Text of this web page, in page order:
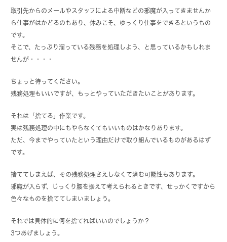
取引先からのメールやスタッフによる中断などの邪魔が入ってきませんか
ら仕事がはかどるのもあり、休みこそ、ゆっくり仕事をできるというもの
です。
そこで、たっぷり溜っている残務を処理しよう、と思っているかもしれま
せんが・・・・
ちょっと待ってください。
残務処理もいいですが、もっとやっていただきたいことがあります。
それは「捨てる」作業です。
実は残務処理の中にもやらなくてもいいものはかなりあります。
ただ、今までやっていたという理由だけで取り組んでいるものがあるはず
です。
捨ててしまえば、その残務処理さえしなくて済む可能性もあります。
邪魔が入らず、じっくり腰を据えて考えられるときです、せっかくですから
色々なものを捨ててしまいましょう。
それでは具体的に何を捨てればいいのでしょうか？
3つあげましょう。